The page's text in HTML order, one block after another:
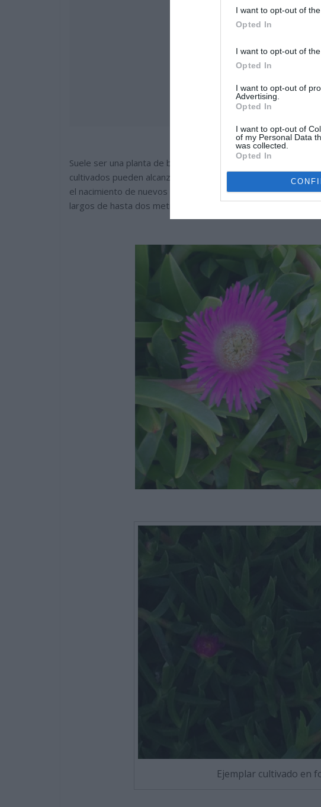
I want to opt-out of
Opted In
I want to opt-out of
Opted In
I want to opt-out of
Advertising.
Opted In
I want to opt-out of
of my Personal Data
was collected.
Opted In
Suele ser una planta de baja altura, no suele medir mas de
cultivados pueden alcanzar alturas superiores, por medio de
el nacimiento de nuevos brotes. El resultado son plantas mas
largos de hasta dos metros de longitud.
Ejemplar cultivado en